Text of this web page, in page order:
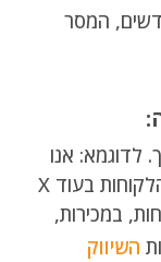
כל התהליך, שלקח 6 חודשים, המסר
לדוגמא: אנו
רוצים להאריך את חיי המנוי של הלקוחות בעוד X
במכירות,
השיווק